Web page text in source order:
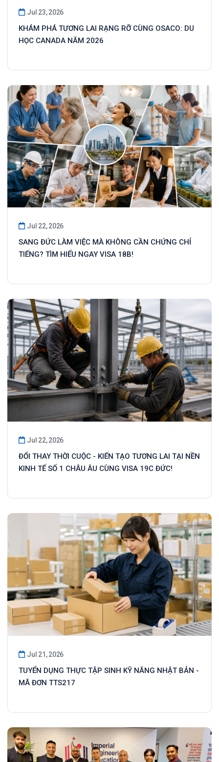
Jul 23, 2026
KHÁM PHÁ TƯƠNG LAI RẠNG RỠ CÙNG OSACO: DU
HỌC CANADA NĂM 2026
Jul 22, 2026
SANG ĐỨC LÀM VIỆC MÀ KHÔNG CẦN CHỨNG CHỈ
TIẾNG? TÌM HIỂU NGAY VISA 18B!
Jul 22, 2026
ĐỔI THAY THỜI CUỘC - KIẾN TẠO TƯƠNG LAI TẠI NỀN
KINH TẾ SỐ 1 CHÂU ÂU CÙNG VISA 19C ĐỨC!
Jul 21, 2026
TUYỂN DỤNG THỰC TẬP SINH KỸ NĂNG NHẬT BẢN -
MÃ ĐƠN TTS217